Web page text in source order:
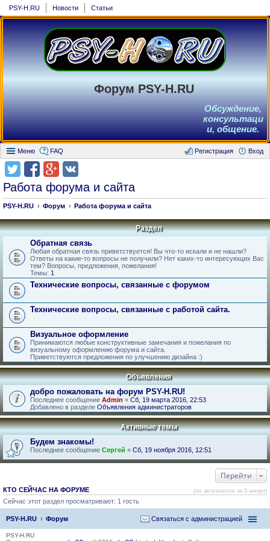
PSY-H.RU Новости Статьи
Форум PSY-H.RU
Обсуждение,
консультаци
и, общение.
Меню FAQ Вход
Регистрация
Работа форума и сайта
PSY-H.RU Форум Работа форума и сайта
Раздел
Обратная связь
Любая обратная связь приветствуется! Вы что-то искали и не нашли?
Ответы на какие-то вопросы не получили? Нет каких-то интересующих Вас
тем? Вопросы, предложения, пожелания!
Темы: 1
Технические вопросы, связанные с форумом
Технические вопросы, связанные с работой сайта.
Визуальное оформление
Принимаются любые конструктивные замечания и пожелания по
визуальному оформлению форума и сайта.
Приветствуются предложения по улучшению дизайна :)
Объявления
добро пожаловать на форум PSY-H.RU!
Последнее сообщение Admin « Сб, 19 марта 2016, 22:53
Добавлено в разделе Объявления администраторов
Активные темы
Будем знакомы!
Последнее сообщение Сергей « Сб, 19 ноября 2016, 12:51
Перейти
КТО СЕЙЧАС НА ФОРУМЕ (по активности за 5 минут)
Сейчас этот раздел просматривают: 1 гость
PSY-H.RU Форум Связаться с администрацией
PSY-H.RU